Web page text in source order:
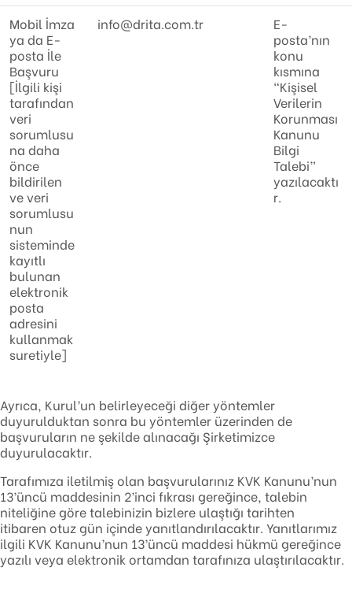
Mobil İmza
ya da E-
posta İle
Başvuru
[İlgili kişi
tarafından
veri
sorumlusu
na daha
önce
bildirilen
ve veri
sorumlusu
nun
sisteminde
kayıtlı
bulunan
elektronik
posta
adresini
kullanmak
suretiyle]
info@drita.com.tr
E-
posta’nın
konu
kısmına
“Kişisel
Verilerin
Korunması
Kanunu
Bilgi
Talebi”
yazılacaktı
r.
Ayrıca, Kurul’un belirleyeceği diğer yöntemler
duyurulduktan sonra bu yöntemler üzerinden de
başvuruların ne şekilde alınacağı Şirketimizce
duyurulacaktır.
Tarafımıza iletilmiş olan başvurularınız KVK Kanunu’nun
13’üncü maddesinin 2’inci fıkrası gereğince, talebin
niteliğine göre talebinizin bizlere ulaştığı tarihten
itibaren otuz gün içinde yanıtlandırılacaktır. Yanıtlarımız
ilgili KVK Kanunu’nun 13’üncü maddesi hükmü gereğince
yazılı veya elektronik ortamdan tarafınıza ulaştırılacaktır.